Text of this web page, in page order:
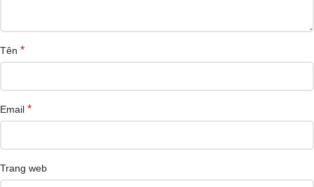
Tên *
Email *
Trang web